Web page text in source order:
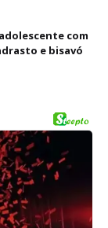
com
e bisavó